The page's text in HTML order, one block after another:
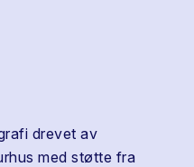
drevet av
med støtte fra